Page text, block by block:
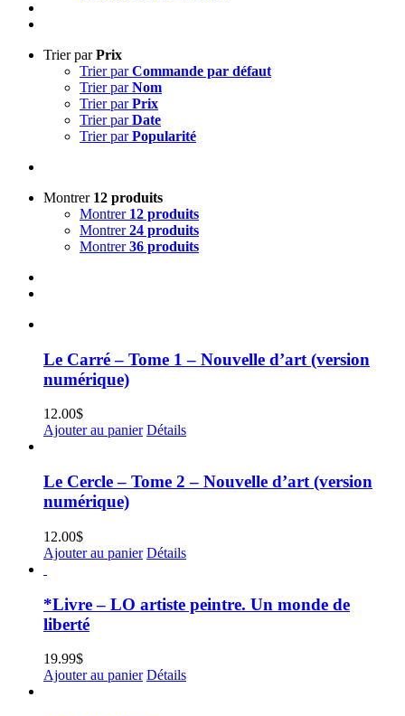
Trier parPrix
Trier parCommande par défaut
Trier parNom
Trier parPrix
Trier parDate
Trier parPopularité
Montrer 12 produits
Montrer 12 produits
Montrer24 produits
Montrer36 produits
Le Carré – Tome 1 – Nouvelle d’art (version
numérique)
12.00$
Ajouter au panier Détails
Le Cercle – Tome 2 – Nouvelle d’art (version
numérique)
12.00$
Ajouter au panier Détails
*Livre – LO artiste peintre. Un monde de
liberté
19.99$
Ajouter au panier Détails